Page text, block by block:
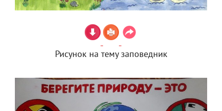
Рисунок на тему заповедник